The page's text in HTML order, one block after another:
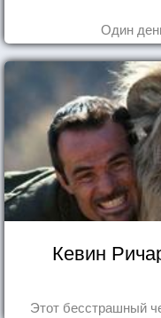
Один
Кевин
Этот бесстрашный